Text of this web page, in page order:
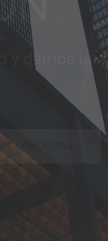
clientes
a